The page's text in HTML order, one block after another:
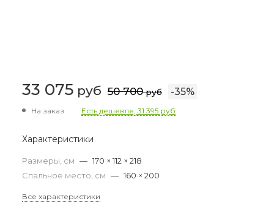
33 075 руб 50 700руб -35%
На заказ Есть дешевле, 31 395 руб
Характеристики
Размеры, см — 170 × 112 × 218
Спальное место, см — 160 × 200
Все характеристики